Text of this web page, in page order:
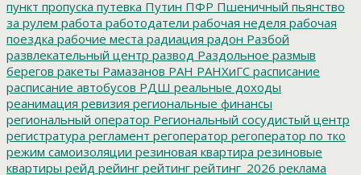
пункт пропуска путевка Путин ПФР Пшеничный пьянство
за рулем работа работодатели рабочая неделя рабочая
поездка рабочие места радиация радон Разбой
развлекательный центр развод Раздольное размыв
берегов ракеты Рамазанов РАН РАНХиГС расписание
расписание автобусов РДШ реальные доходы
реанимация ревизия региональные финансы
региональный оператор Региональный сосудистый центр
регистратура регламент регоператор регоператор по тко
режим самоизоляции резиновая квартира резиновые
квартиры рейд рейинг рейтинг рейтинг_2026 реклама